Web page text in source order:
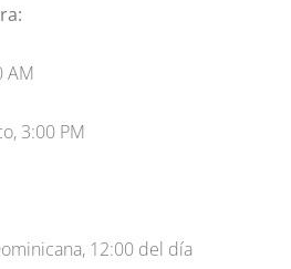
AM
3:00 PM
12:00 del día